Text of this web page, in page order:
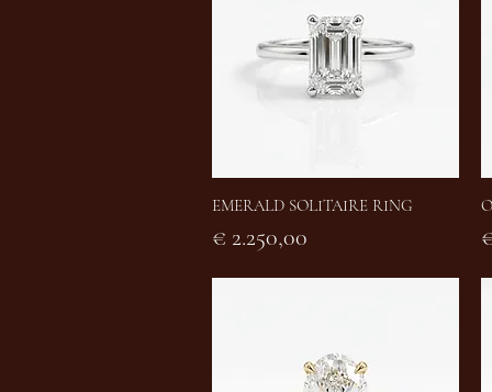
Snel overzicht
EMERALD SOLITAIRE RING
Prijs
€ 2.250,00